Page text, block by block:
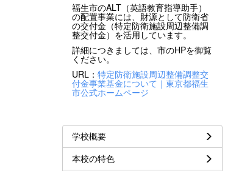
福生市のALT（英語教育指導助手）
の配置事業には、財源として防衛省
の交付金（特定防衛施設周辺整備調
整交付金）を活用しています。
詳細につきましては、市のHPを御覧
ください。
URL： 特定防衛施設周辺整備調整交
付金事業基金について｜東京都福生
市公式ホームページ
学校概要
本校の特色